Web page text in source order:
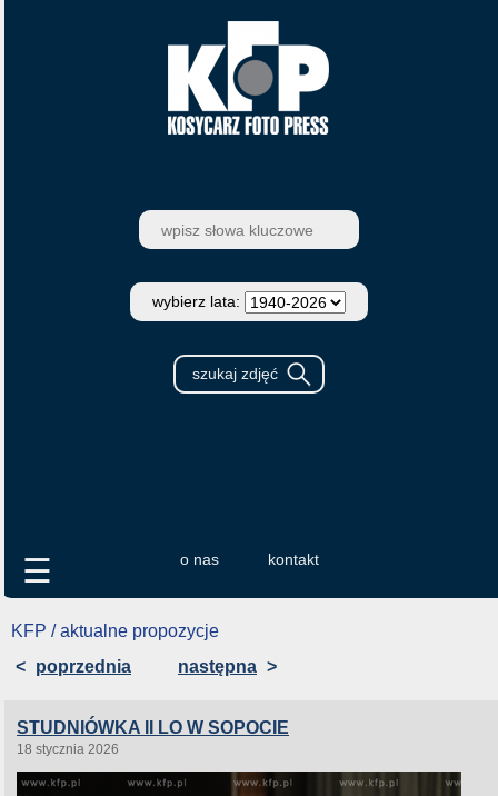
wybierz lata:
o nas kontakt
☰
KFP / aktualne propozycje
< poprzednia następna >
STUDNIÓWKA II LO W SOPOCIE
18 stycznia 2026